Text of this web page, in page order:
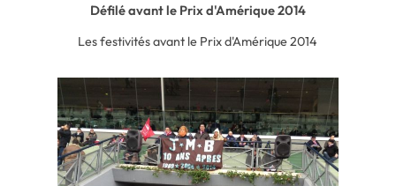
Défilé avant le Prix d'Amérique 2014
Les festivités avant le Prix d'Amérique 2014